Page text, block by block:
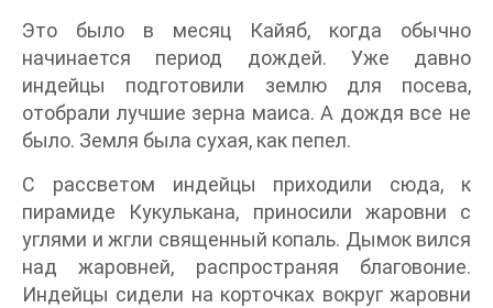
Это было в месяц Кайяб, когда обычно
начинается период дождей. Уже давно
индейцы подготовили землю для посева,
отобрали лучшие зерна маиса. А дождя все не
было. Земля была сухая, как пепел.
С рассветом индейцы приходили сюда, к
пирамиде Кукулькана, приносили жаровни с
углями и жгли священный копаль. Дымок вился
над жаровней, распространяя благовоние.
Индейцы сидели на корточках вокруг жаровни